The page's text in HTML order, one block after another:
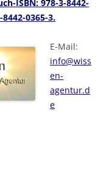
ISBN: 978-3-8442-
0365-3.
E-Mail:
info@wiss
en-
agentur.d
e